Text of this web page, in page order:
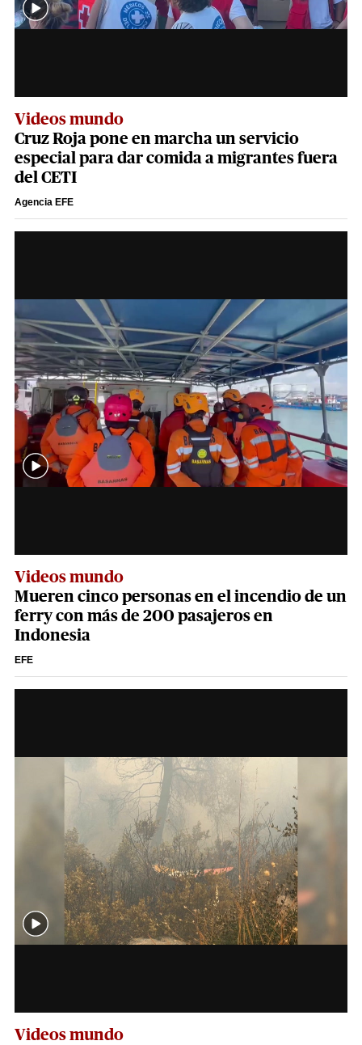
Videos mundo
Cruz Roja pone en marcha un servicio
especial para dar comida a migrantes fuera
del CETI
Agencia EFE
Videos mundo
Mueren cinco personas en el incendio de un
ferry con más de 200 pasajeros en
Indonesia
EFE
Videos mundo